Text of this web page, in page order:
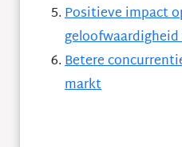
Positieve impact
Betere
markt